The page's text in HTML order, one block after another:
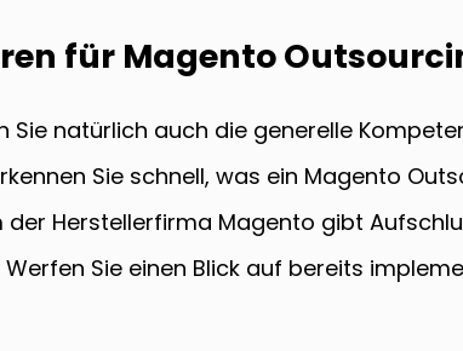
für Magento
Sie natürlich auch die generelle
Sie schnell, was ein Magento
Herstellerfirma Magento gibt
Sie einen Blick auf bereits